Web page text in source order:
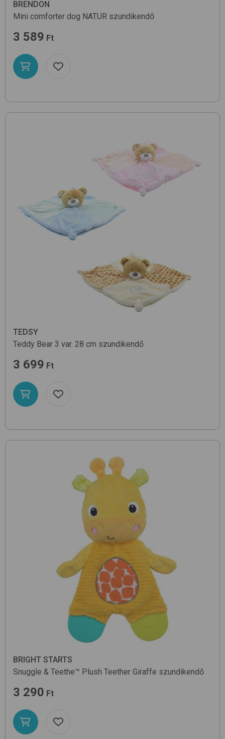
BRENDON
Mini comforter dog NATUR szundikendő
3 589 Ft
TEDSY
Teddy Bear 3 var. 28 cm szundikendő
3 699 Ft
BRIGHT STARTS
Snuggle & Teethe™ Plush Teether Giraffe szundikendő
3 290 Ft